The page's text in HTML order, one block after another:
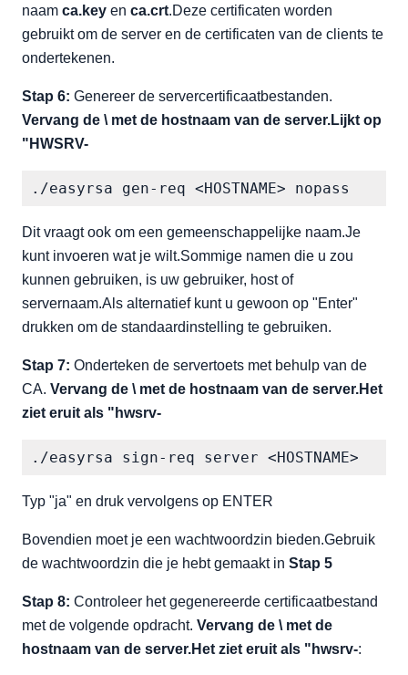
naam ca.key en ca.crt.Deze certificaten worden
gebruikt om de server en de certificaten van de clients te
ondertekenen.
Stap 6: Genereer de servercertificaatbestanden.
Vervang de \ met de hostnaam van de server.Lijkt op
"HWSRV-
./easyrsa gen-req <HOSTNAME> nopass
Dit vraagt ook om een gemeenschappelijke naam.Je
kunt invoeren wat je wilt.Sommige namen die u zou
kunnen gebruiken, is uw gebruiker, host of
servernaam.Als alternatief kunt u gewoon op "Enter"
drukken om de standaardinstelling te gebruiken.
Stap 7: Onderteken de servertoets met behulp van de
CA. Vervang de \ met de hostnaam van de server.Het
ziet eruit als "hwsrv-
./easyrsa sign-req server <HOSTNAME>
Typ "ja" en druk vervolgens op ENTER
Bovendien moet je een wachtwoordzin bieden.Gebruik
de wachtwoordzin die je hebt gemaakt in Stap 5
Stap 8: Controleer het gegenereerde certificaatbestand
met de volgende opdracht. Vervang de \ met de
hostnaam van de server.Het ziet eruit als "hwsrv-: